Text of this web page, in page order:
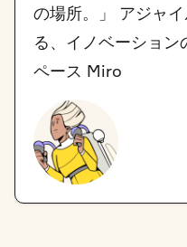
の場所。」 アジャ
る、イノベーション
ペース Miro